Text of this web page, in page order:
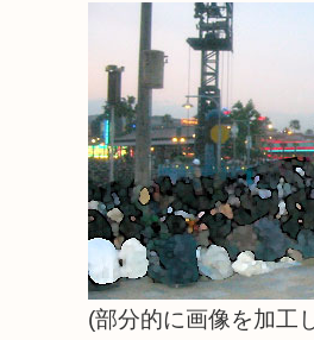
(部分的に画像を加工